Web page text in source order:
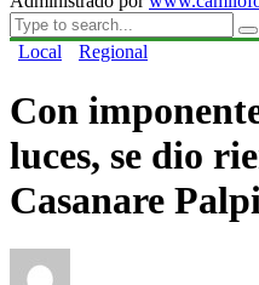
Local Regional
Con
luces, se dio
Casanare